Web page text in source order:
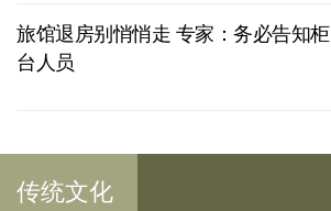
旅馆退房别悄悄走 专家：务必告知柜
台人员
传统文化